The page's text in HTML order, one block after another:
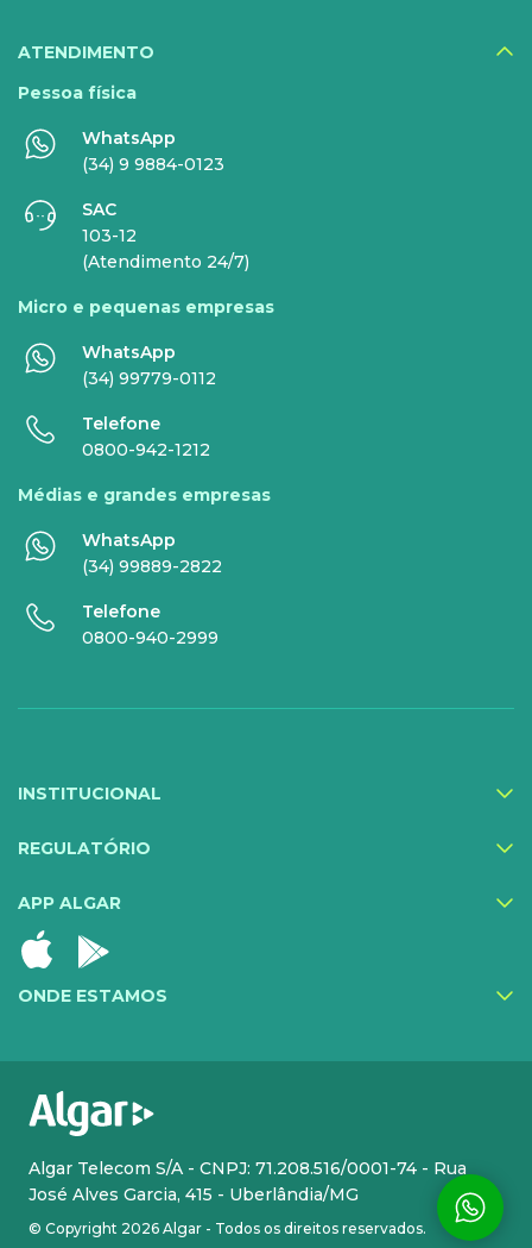
Veja todos serviços
EMPRESAS
INTERNET
Internet Fibra
Comunicação de Dados
Super Wi-Fi
Internet Essence
SERVIÇOS
DIGITAIS
Compartilhe Energia
Exa Segurança
MediQuo Empresas
Helptec
Inner IA
Todos os serviços
Cloud Plus
Cloud Phone Pro Atendimento Premium
ATENDIMENTO
Pessoa física
WhatsApp
(34) 9 9884-0123
SAC
103-12
(Atendimento 24/7)
Micro e pequenas empresas
WhatsApp
(34) 99779-0112
Telefone
0800-942-1212
Médias e grandes empresas
WhatsApp
(34) 99889-2822
Telefone
0800-940-2999
INSTITUCIONAL
REGULATÓRIO
APP ALGAR
ONDE ESTAMOS
Algar Telecom S/A - CNPJ: 71.208.516/0001-74 - Rua
José Alves Garcia, 415 - Uberlândia/MG
© Copyright 2026 Algar - Todos os direitos reservados.